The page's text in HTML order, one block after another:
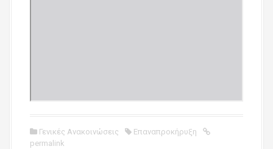
Γενικές Ανακοινώσεις
Επαναπροκήρυξη
permalink